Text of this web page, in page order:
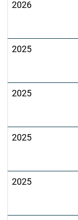
2026
2025
2025
2025
2025